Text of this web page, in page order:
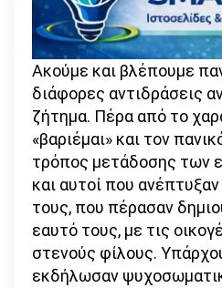
Ακούμε και βλέπουμε
διάφορες αντιδράσεις
ζήτημα. Πέρα από το
«βαριέμαι» και τον
τρόπος μετάδοσης των
και αυτοί που
τους, που πέρασαν
εαυτό τους, με τις
στενούς φίλους.
εκδήλωσαν